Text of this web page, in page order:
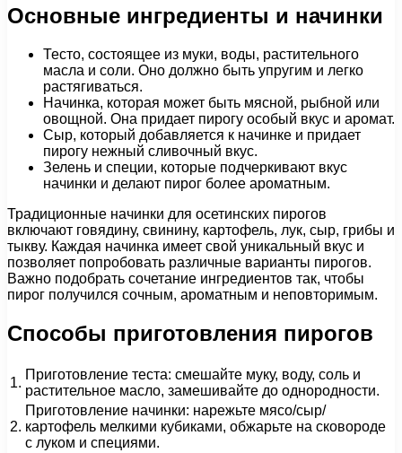
Основные ингредиенты и начинки
Тесто, состоящее из муки, воды, растительного
масла и соли. Оно должно быть упругим и легко
растягиваться.
Начинка, которая может быть мясной, рыбной или
овощной. Она придает пирогу особый вкус и аромат.
Сыр, который добавляется к начинке и придает
пирогу нежный сливочный вкус.
Зелень и специи, которые подчеркивают вкус
начинки и делают пирог более ароматным.
Традиционные начинки для осетинских пирогов
включают говядину, свинину, картофель, лук, сыр, грибы и
тыкву. Каждая начинка имеет свой уникальный вкус и
позволяет попробовать различные варианты пирогов.
Важно подобрать сочетание ингредиентов так, чтобы
пирог получился сочным, ароматным и неповторимым.
Способы приготовления пирогов
1.
Приготовление теста: смешайте муку, воду, соль и
растительное масло, замешивайте до однородности.
2.
Приготовление начинки: нарежьте мясо/сыр/
картофель мелкими кубиками, обжарьте на сковороде
с луком и специями.